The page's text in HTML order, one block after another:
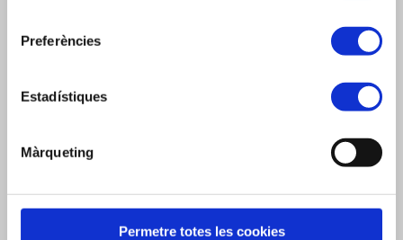
Preferències
Estadístiques
Màrqueting
Permetre totes les cookies
EXPERIÈNCIA
Indústria i energia
Patrimoni històric